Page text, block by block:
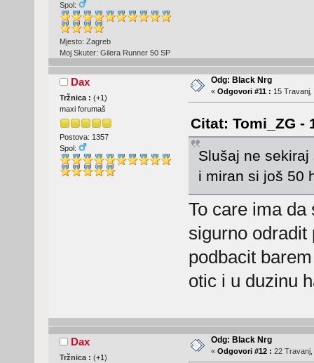
Spol:
Mjesto: Zagreb
Moj Skuter: Gilera Runner 50 SP
Dax
Tržnica : (+1)
maxi forumaš
Postova: 1357
Spol:
Odg: Black Nrg
« Odgovori #11 : 15 Travanj,
Citat: Tomi_ZG -
Slušaj ne
i miran si još 50
To care ima
sigurno odradit
podbacit
otic i u duzinu
Dax
Tržnica : (+1)
Odg: Black Nrg
« Odgovori #12 : 22